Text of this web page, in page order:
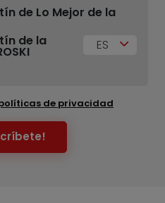
de Lo Mejor de la
de la
ES
de privacidad